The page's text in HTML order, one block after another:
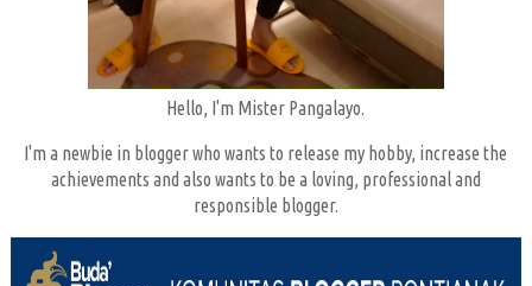
Hello, I'm Mister Pangalayo.
I'm a newbie in blogger who wants to release my hobby, increase the
achievements and also wants to be a loving, professional and
responsible blogger.